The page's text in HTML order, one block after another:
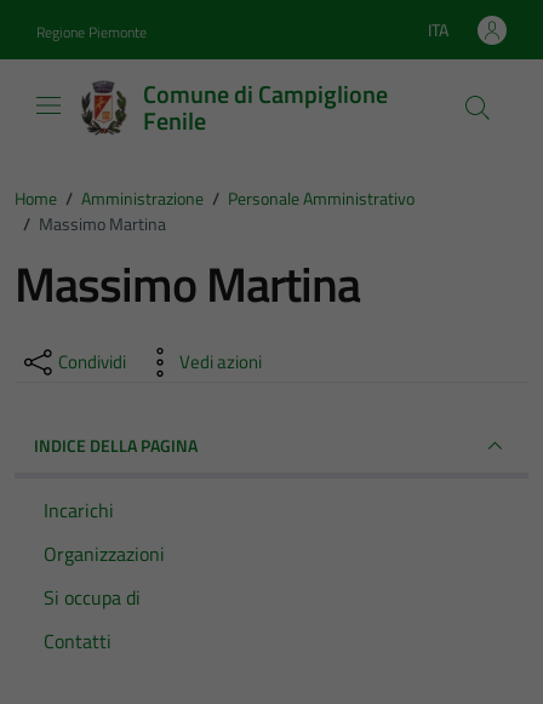
Regione Piemonte Lingua attiva:
ITA
Comune di Campiglione
Fenile
Home / Amministrazione / Personale Amministrativo
/ Massimo Martina
Massimo Martina
Condividi Vedi azioni
INDICE DELLA PAGINA
Incarichi
Organizzazioni
Si occupa di
Contatti